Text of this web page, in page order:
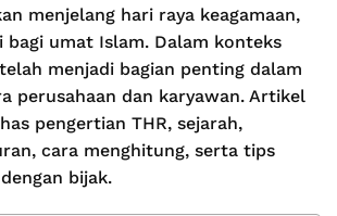
menjelang hari raya keagamaan,
umat Islam. Dalam konteks
menjadi bagian penting dalam
perusahaan dan karyawan. Artikel
pengertian THR, sejarah,
cara menghitung, serta tips
bijak.